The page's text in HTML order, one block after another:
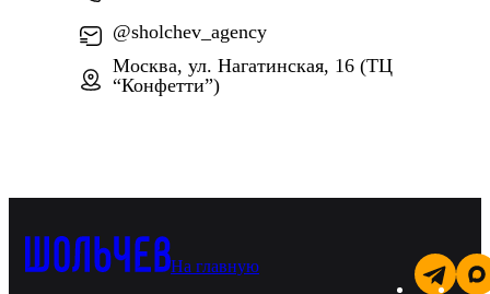
@sholchev_agency
Москва, ул. Нагатинская, 16 (ТЦ
“Конфетти”)
На главную